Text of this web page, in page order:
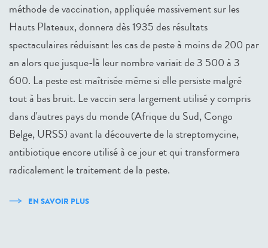
méthode de vaccination, appliquée massivement sur les
Hauts Plateaux, donnera dès 1935 des résultats
spectaculaires réduisant les cas de peste à moins de 200 par
an alors que jusque-là leur nombre variait de 3 500 à 3
600. La peste est maîtrisée même si elle persiste malgré
tout à bas bruit. Le vaccin sera largement utilisé y compris
dans d'autres pays du monde (Afrique du Sud, Congo
Belge, URSS) avant la découverte de la streptomycine,
antibiotique encore utilisé à ce jour et qui transformera
radicalement le traitement de la peste.
EN SAVOIR PLUS